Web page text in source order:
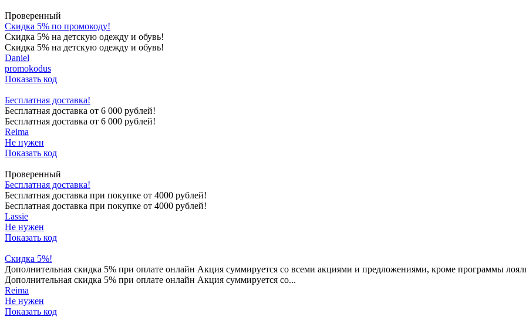
Проверенный
Скидка 5% по промокоду!
Скидка 5% на детскую одежду и обувь!
Скидка 5% на детскую одежду и обувь!
Daniel
promokodus
Показать код
Бесплатная доставка!
Бесплатная доставка от 6 000 рублей!
Бесплатная доставка от 6 000 рублей!
Reima
Не нужен
Показать код
Проверенный
Бесплатная доставка!
Бесплатная доставка при покупке от 4000 рублей!
Бесплатная доставка при покупке от 4000 рублей!
Lassie
Не нужен
Показать код
Скидка 5%!
Дополнительная скидка 5% при оплате онлайн Акция суммируется со всеми акциями и предложениями, кроме программы
Дополнительная скидка 5% при оплате онлайн Акция суммируется со...
Reima
Не нужен
Показать код